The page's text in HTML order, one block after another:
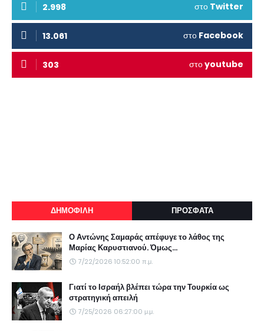
2.998 στο Twitter
13.061 στο Facebook
303 στοyoutube
ΔΗΜΟΦΙΛΗ ΠΡΟΣΦΑΤΑ
Ο Αντώνης Σαμαράς απέφυγε το λάθος της
Μαρίας Καρυστιανού. Όμως...
7/22/2026 10:52:00 π.μ.
Γιατί το Ισραήλ βλέπει τώρα την Τουρκία ως
στρατηγική απειλή
7/25/2026 06:27:00 μ.μ.